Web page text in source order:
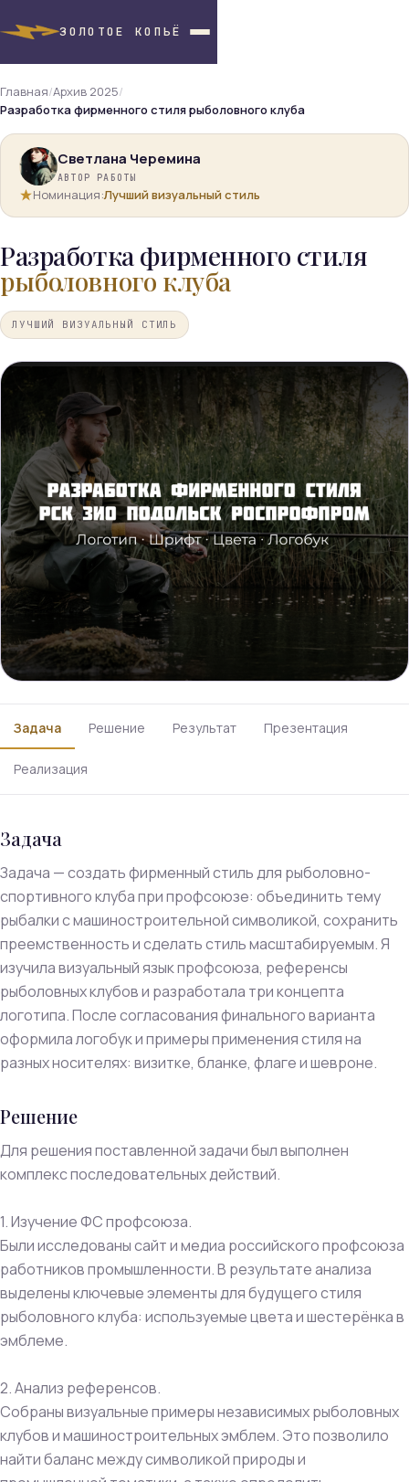
ЗОЛОТОЕ КОПЬЁ
Главная/Архив 2025/
Разработка фирменного стиля рыболовного клуба
Светлана Черемина
АВТОР РАБОТЫ
Номинация:Лучший визуальный стиль
Разработка фирменного стиля
рыболовного клуба
ЛУЧШИЙ ВИЗУАЛЬНЫЙ СТИЛЬ
Задача Решение Результат Презентация
Реализация
Задача
Задача — создать фирменный стиль для рыболовно-
спортивного клуба при профсоюзе: объединить тему
рыбалки с машиностроительной символикой, сохранить
преемственность и сделать стиль масштабируемым. Я
изучила визуальный язык профсоюза, референсы
рыболовных клубов и разработала три концепта
логотипа. После согласования финального варианта
оформила логобук и примеры применения стиля на
разных носителях: визитке, бланке, флаге и шевроне.
Решение
Для решения поставленной задачи был выполнен
комплекс последовательных действий.
1. Изучение ФС профсоюза.
Были исследованы сайт и медиа российского профсоюза
работников промышленности. В результате анализа
выделены ключевые элементы для будущего стиля
рыболовного клуба: используемые цвета и шестерёнка в
эмблеме.
2. Анализ референсов.
Собраны визуальные примеры независимых рыболовных
клубов и машиностроительных эмблем. Это позволило
найти баланс между символикой природы и